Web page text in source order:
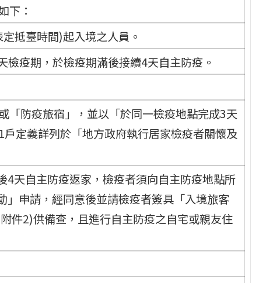
下：
抵臺時間)起入境之人員。
疫期，於檢疫期滿後接續4天自主防疫。
「防疫旅宿」，並以「於同一檢疫地點完成3天
定義詳列於「地方政府執行居家檢疫者關懷及
4天自主防疫返家，檢疫者須向自主防疫地點所
」申請，經同意後並請檢疫者簽具「入境旅客
件2)供備查，且進行自主防疫之自宅或親友住